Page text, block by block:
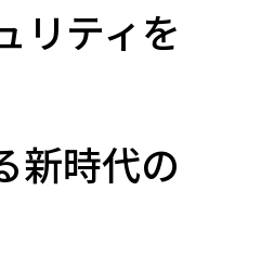
リティを
新時代の